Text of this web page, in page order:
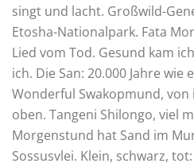
singt und lacht. Großwild-
Etosha-Nationalpark. Fata
Lied vom Tod. Gesund kam
ich. Die San: 20.000 Jahre wie
Wonderful Swakopmund,
oben. Tangeni Shilongo, viel
Morgenstund hat Sand im
Sossusvlei. Klein, schwarz,